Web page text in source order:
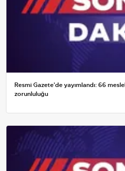
Resmi Gazete'de yayımlandı: 66
zorunluluğu